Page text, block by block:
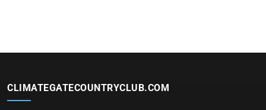
CLIMATEGATECOUNTRYCLUB.COM